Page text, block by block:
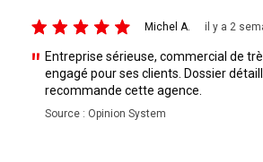
Michel A. il y a 2 semaines
Entreprise sérieuse, commercial de très
engagé pour ses clients. Dossier détaillé et
recommande cette agence.
Source : Opinion System